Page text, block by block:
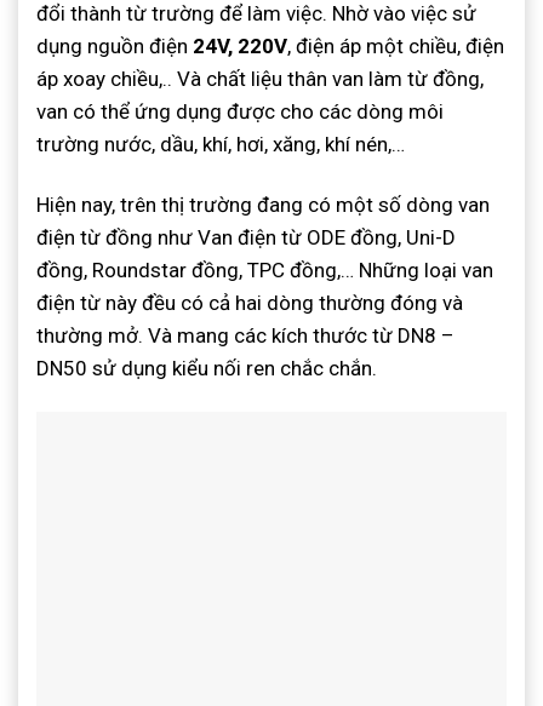
đổi thành từ trường để làm việc. Nhờ vào việc sử
dụng nguồn điện 24V, 220V, điện áp một chiều, điện
áp xoay chiều,.. Và chất liệu thân van làm từ đồng,
van có thể ứng dụng được cho các dòng môi
trường nước, dầu, khí, hơi, xăng, khí nén,…
Hiện nay, trên thị trường đang có một số dòng van
điện từ đồng như Van điện từ ODE đồng, Uni-D
đồng, Roundstar đồng, TPC đồng,… Những loại van
điện từ này đều có cả hai dòng thường đóng và
thường mở. Và mang các kích thước từ DN8 –
DN50 sử dụng kiểu nối ren chắc chắn.